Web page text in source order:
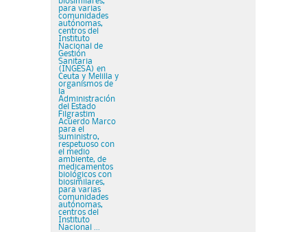
para varias
comunidades
autónomas,
centros del
Instituto
Nacional de
Gestión
Sanitaria
(INGESA) en
Ceuta y Melilla y
organismos de
la
Administración
del Estado
Filgrastim
Acuerdo Marco
para el
suministro,
respetuoso con
el medio
ambiente, de
medicamentos
biológicos con
biosimilares,
para varias
comunidades
autónomas,
centros del
Instituto
Nacional ...